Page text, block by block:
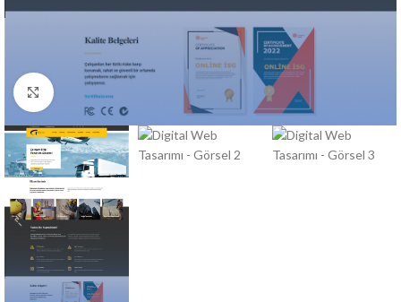
Büyütmek için tıklayın